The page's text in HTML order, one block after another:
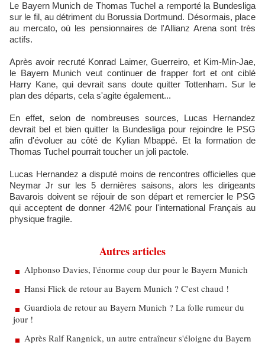
Le Bayern Munich de Thomas Tuchel a remporté la Bundesliga
sur le fil, au détriment du Borussia Dortmund. Désormais, place
au mercato, où les pensionnaires de l'Allianz Arena sont très
actifs.
Après avoir recruté Konrad Laimer, Guerreiro, et Kim-Min-Jae,
le Bayern Munich veut continuer de frapper fort et ont ciblé
Harry Kane, qui devrait sans doute quitter Tottenham. Sur le
plan des départs, cela s'agite également...
En effet, selon de nombreuses sources, Lucas Hernandez
devrait bel et bien quitter la Bundesliga pour rejoindre le PSG
afin d'évoluer au côté de Kylian Mbappé. Et la formation de
Thomas Tuchel pourrait toucher un joli pactole.
Lucas Hernandez a disputé moins de rencontres officielles que
Neymar Jr sur les 5 dernières saisons, alors les dirigeants
Bavarois doivent se réjouir de son départ et remercier le PSG
qui acceptent de donner 42M€ pour l'international Français au
physique fragile.
Autres articles
Alphonso Davies, l'énorme coup dur pour le Bayern Munich
Hansi Flick de retour au Bayern Munich ? C'est chaud !
Guardiola de retour au Bayern Munich ? La folle rumeur du
jour !
Après Ralf Rangnick, un autre entraîneur s'éloigne du Bayern